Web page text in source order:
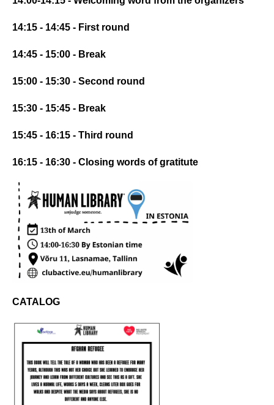
14:15 - 14:45 - First round
14:45 - 15:00 - Break
15:00 - 15:30 - Second round
15:30 - 15:45 - Break
15:45 - 16:15 - Third round
16:15 - 16:30 - Closing words of gratitute
CATALOG